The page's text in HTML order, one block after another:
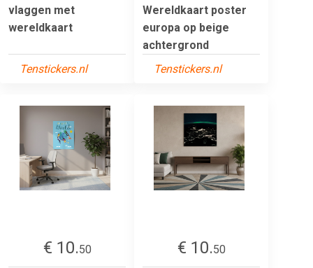
vlaggen met
wereldkaart
Tenstickers.nl
Wereldkaart poster
europa op beige
achtergrond
Tenstickers.nl
€ 10.50
€ 10.50